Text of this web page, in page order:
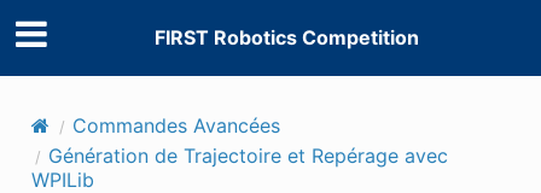
FIRST Robotics Competition
Commandes Avancées
Génération de Trajectoire et Repérage avec
WPILib